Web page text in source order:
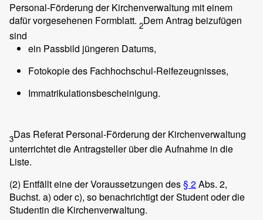
Personal-Förderung der Kirchenverwaltung mit einem
dafür vorgesehenen Formblatt. 2Dem Antrag beizufügen
sind
ein Passbild jüngeren Datums,
Fotokopie des Fachhochschul-Reifezeugnisses,
Immatrikulationsbescheinigung.
3Das Referat Personal-Förderung der Kirchenverwaltung
unterrichtet die Antragsteller über die Aufnahme in die
Liste.
(2) Entfällt eine der Voraussetzungen des§ 2Abs. 2,
Buchst. a) oder c), so benachrichtigt der Student oder die
Studentin die Kirchenverwaltung.